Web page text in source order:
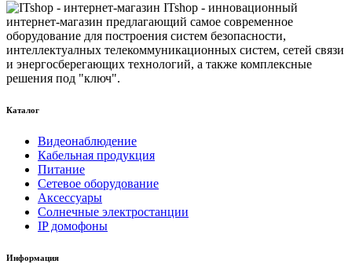
ITshop - инновационный
интернет-магазин предлагающий самое современное
оборудование для построения систем безопасности,
интеллектуалных телекоммуникационных систем, сетей связи
и энергосберегающих технологий, а также комплексные
решения под "ключ".
Каталог
Видеонаблюдение
Кабельная продукция
Питание
Сетевое оборудование
Аксессуары
Солнечные электростанции
IP домофоны
Информация